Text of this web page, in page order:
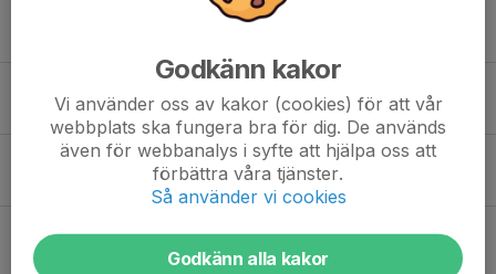
15 aug 2023 0
Höstens seriespel för Damseniorerna
10 aug 2023 0
Damlaget 2023
31 maj 2023 0
Godkänn kakor
Vi använder oss av kakor (cookies) för att vår
webbplats ska fungera bra för dig. De används
även för webbanalys i syfte att hjälpa oss att
förbättra våra tjänster.
Så använder vi cookies
Godkänn alla kakor